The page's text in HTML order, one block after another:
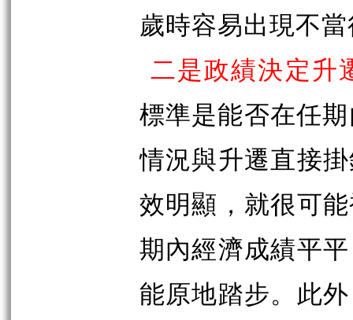
歲時容易出現不
二是政績決定升
標準是能否在任
情況與升遷直接
效明顯，就很可
期內經濟成績平
能原地踏步。此